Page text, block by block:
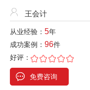
王会计
从业经验： 5年
成功案例： 96件
好评：
免费咨询